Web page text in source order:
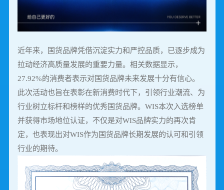
近年来，国货品牌凭借沉淀实力和严控品质，已逐步成为
拉动经济高质量发展的重要力量。相关数据显示，
27.92%的消费者表示对国货品牌未来发展十分有信心。
此次活动也旨在表彰在新消费时代下，引领行业潮流、为
行业树立标杆和榜样的优秀国货品牌。WIS本次入选榜单
并获得市场地位认证，不仅是对WIS品牌实力的再次肯
定，也表现出对WIS作为国货品牌长期发展的认可和引领
行业的期待。